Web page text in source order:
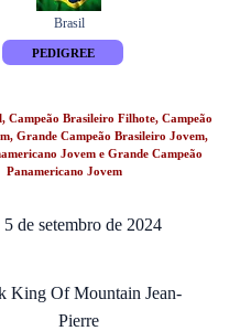
Brasil
PEDIGREE
Campeão Brasileiro Filhote, Campeão
Grande Campeão Brasileiro Jovem,
Jovem e Grande Campeão
Panamericano Jovem
5 de setembro de 2024
King Of Mountain Jean-
Pierre